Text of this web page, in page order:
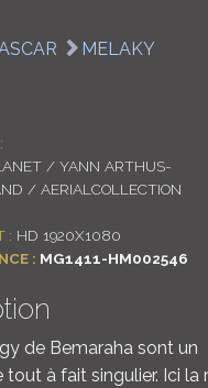
MELAKY
/ YANN ARTHUS-
/ AERIALCOLLECTION
: HD 1920X1080
: MG1411-HM002546
de Bemaraha sont un
tout à fait singulier. Ici la